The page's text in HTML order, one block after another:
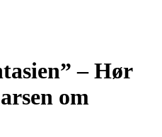
– Hør
om